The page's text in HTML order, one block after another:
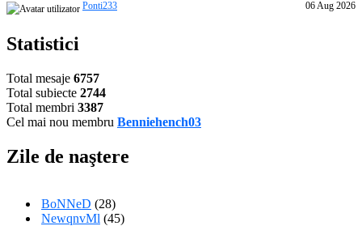
Ponti233
06 Aug 2026
Statistici
Total mesaje 6757
Total subiecte 2744
Total membri 3387
Cel mai nou membru Benniehench03
Zile de naştere
BoNNeD (28)
NewqnvMl (45)